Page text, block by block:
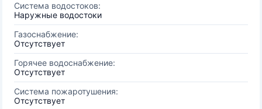
Система водостоков:
Наружные водостоки
Газоснабжение:
Отсутствует
Горячее водоснабжение:
Отсутствует
Система пожаротушения:
Отсутствует